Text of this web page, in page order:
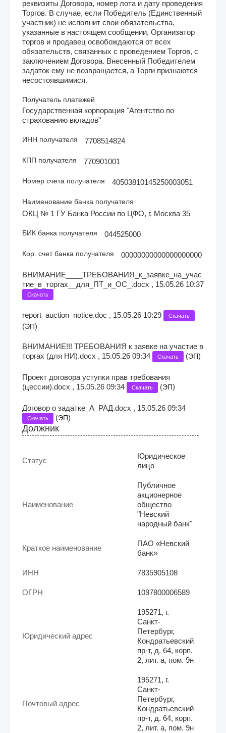
реквизиты Договора, номер лота и дату проведения
Торгов. В случае, если Победитель (Единственный
участник) не исполнит свои обязательства,
указанные в настоящем сообщении, Организатор
торгов и продавец освобождаются от всех
обязательств, связанных с проведением Торгов, с
заключением Договора. Внесенный Победителем
задаток ему не возвращается, а Торги признаются
несостоявшимися.
Получатель платежей
Государственная корпорация "Агентство по
страхованию вкладов"
ИНН получателя 7708514824
КПП получателя 770901001
Номер счета получателя 40503810145250003051
Наименование банка получателя
ОКЦ № 1 ГУ Банка России по ЦФО, г. Москва 35
БИК банка получателя 044525000
Кор. счет банка получателя 00000000000000000000
ВНИМАНИЕ____ТРЕБОВАНИЯ_к_заявке_на_учас
тие_в_торгах__для_ПТ_и_ОС_.docx , 15.05.26 10:37
Скачать
report_auction_notice.doc , 15.05.26 10:29 Скачать
(ЭП)
ВНИМАНИЕ!!! ТРЕБОВАНИЯ к заявке на участие в
торгах (для НИ).docx , 15.05.26 09:34
Скачать (ЭП)
Проект договора уступки прав требования
(цессии).docx , 15.05.26 09:34
Скачать (ЭП)
Договор о задатке_А_РАД.docx , 15.05.26 09:34
Скачать (ЭП)
Должник
Статус
Юридическое
лицо
Наименование
Публичное
акционерное
общество
"Невский
народный банк"
Краткое наименование
ПАО «Невский
банк»
ИНН 7835905108
ОГРН 1097800006589
Юридический адрес
195271, г.
Санкт-
Петербург,
Кондратьевский
пр-т, д. 64, корп.
2, лит. а, пом. 9н
Почтовый адрес
195271, г.
Санкт-
Петербург,
Кондратьевский
пр-т, д. 64, корп.
2, лит. а, пом. 9н